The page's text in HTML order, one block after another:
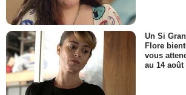
Un Si
Flore
vous
au 14 août